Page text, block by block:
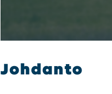
Joh­dan­to